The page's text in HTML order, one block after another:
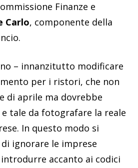
Finanze e
Carlo, componente della
– innanzitutto modificare
per i ristori, che non
di aprile ma dovrebbe
tale da fotografare la reale
In questo modo si
ignorare le imprese
accanto ai codici